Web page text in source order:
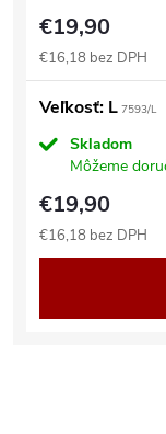
€19,90
€16,18 bez DPH
Veľkosť: L 7593/L
Skladom
Môžeme
€19,90
€16,18 bez DPH